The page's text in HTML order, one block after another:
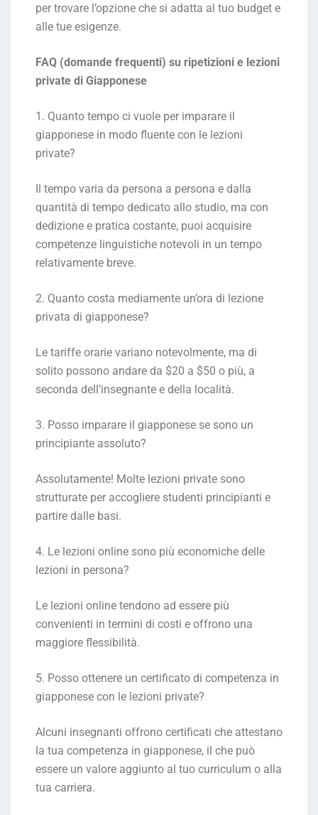
per trovare l’opzione che si adatta al tuo budget e
alle tue esigenze.
FAQ (domande frequenti) su ripetizioni e lezioni
private di Giapponese
1. Quanto tempo ci vuole per imparare il
giapponese in modo fluente con le lezioni
private?
Il tempo varia da persona a persona e dalla
quantità di tempo dedicato allo studio, ma con
dedizione e pratica costante, puoi acquisire
competenze linguistiche notevoli in un tempo
relativamente breve.
2. Quanto costa mediamente un’ora di lezione
privata di giapponese?
Le tariffe orarie variano notevolmente, ma di
solito possono andare da $20 a $50 o più, a
seconda dell’insegnante e della località.
3. Posso imparare il giapponese se sono un
principiante assoluto?
Assolutamente! Molte lezioni private sono
strutturate per accogliere studenti principianti e
partire dalle basi.
4. Le lezioni online sono più economiche delle
lezioni in persona?
Le lezioni online tendono ad essere più
convenienti in termini di costi e offrono una
maggiore flessibilità.
5. Posso ottenere un certificato di competenza in
giapponese con le lezioni private?
Alcuni insegnanti offrono certificati che attestano
la tua competenza in giapponese, il che può
essere un valore aggiunto al tuo curriculum o alla
tua carriera.